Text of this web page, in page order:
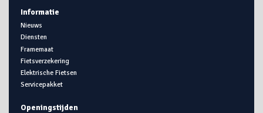
Informatie
Nieuws
Diensten
Framemaat
Fietsverzekering
Elektrische Fietsen
Servicepakket
Openingstijden